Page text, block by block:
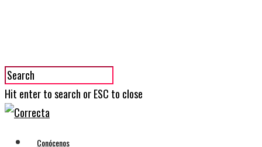
Hit enter to search or ESC to close
Conócenos